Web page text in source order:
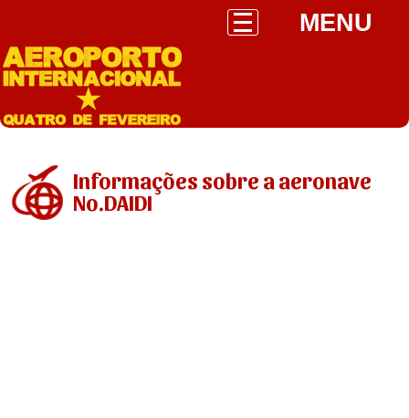
MENU
Informações sobre a aeronave
No.DAIDI